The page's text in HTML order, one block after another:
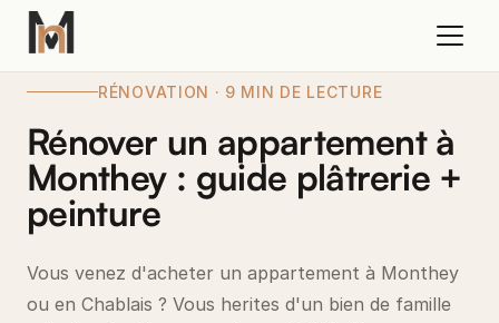
RÉNOVATION · 9 MIN DE LECTURE
Rénover un appartement à
Monthey : guide plâtrerie +
peinture
Vous venez d'acheter un appartement à Monthey
ou en Chablais ? Vous herites d'un bien de famille